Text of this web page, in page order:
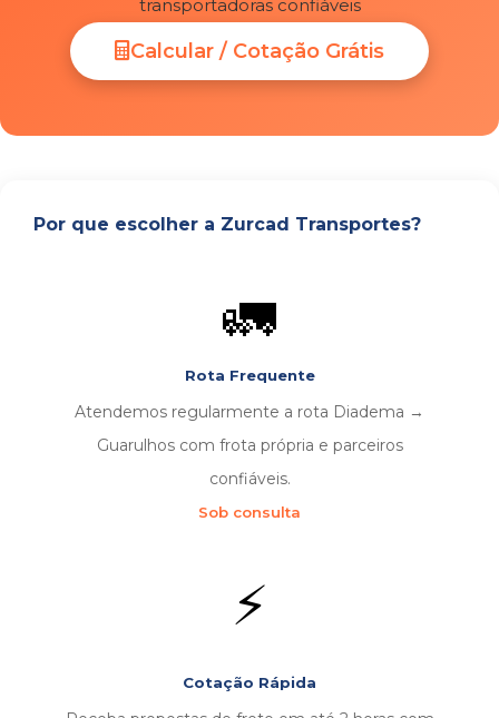
transportadoras confiáveis
Calcular / Cotação Grátis
Por que escolher a Zurcad Transportes?
🚛
Rota Frequente
Atendemos regularmente a rota Diadema →
Guarulhos com frota própria e parceiros
confiáveis.
Sob consulta
⚡
Cotação Rápida